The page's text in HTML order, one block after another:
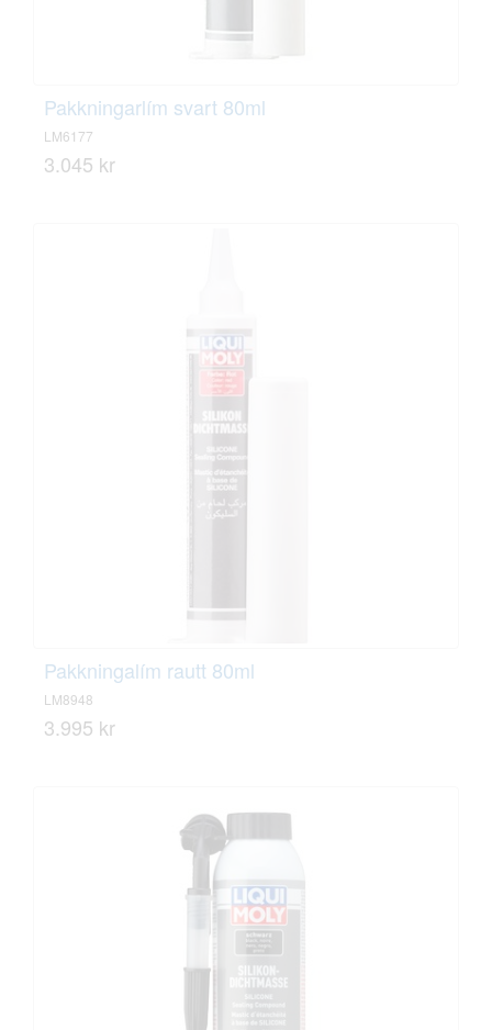
Pakkningarlím svart 80ml
LM6177
3.045 kr
Pakkningalím rautt 80ml
LM8948
3.995 kr